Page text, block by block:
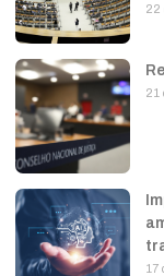
22
21
17